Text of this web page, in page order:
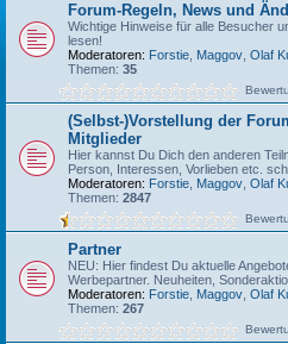
Forum-Regeln, News und
Wichtige Hinweise für alle Besucher
lesen!
Moderatoren: Forstie Maggov Olaf
Themen: 35
(Selbst-)Vorstellung der
Mitglieder
Hier kannst Du Dich den anderen
Person, Interessen, Vorlieben etc.
Moderatoren: Forstie Maggov Olaf
Themen: 2847
Partner
NEU: Hier findest Du aktuelle
Werbepartner. Neuheiten,
Moderatoren: Forstie Maggov Olaf
Themen: 267